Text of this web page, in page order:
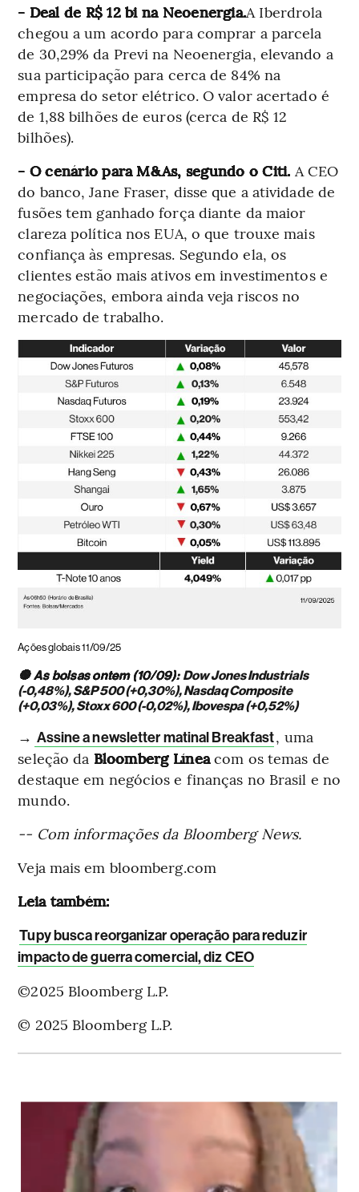
- Deal de R$ 12 bi na Neoenergia.A Iberdrola
chegou a um acordo para comprar a parcela
de 30,29% da Previ na Neoenergia, elevando a
sua participação para cerca de 84% na
empresa do setor elétrico. O valor acertado é
de 1,88 bilhões de euros (cerca de R$ 12
bilhões).
- O cenário para M&As, segundo o Citi. A CEO
do banco, Jane Fraser, disse que a atividade de
fusões tem ganhado força diante da maior
clareza política nos EUA, o que trouxe mais
confiança às empresas. Segundo ela, os
clientes estão mais ativos em investimentos e
negociações, embora ainda veja riscos no
mercado de trabalho.
Ações globais 11/09/25
🔘 As bolsas ontem (10/09): Dow Jones Industrials
(-0,48%), S&P 500 (+0,30%), Nasdaq Composite
(+0,03%), Stoxx 600 (-0,02%), Ibovespa (+0,52%)
→ Assine a newsletter matinal Breakfast, uma
seleção da Bloomberg Líneacom os temas de
destaque em negócios e finanças no Brasil e no
mundo.
-- Com informações da Bloomberg News.
Veja mais em bloomberg.com
Leia também:
Tupy busca reorganizar operação para reduzir
impacto de guerra comercial, diz CEO
©2025 Bloomberg L.P.
© 2025 Bloomberg L.P.